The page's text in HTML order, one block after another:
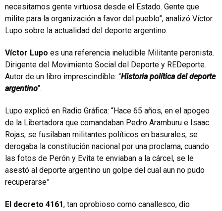
necesitamos gente virtuosa desde el Estado. Gente que
milite para la organización a favor del pueblo”, analizó Víctor
Lupo sobre la actualidad del deporte argentino.
Víctor Lupo es una referencia ineludible Militante peronista.
Dirigente del Movimiento Social del Deporte y REDeporte.
Autor de un libro imprescindible: “Historia política del deporte
argentino“.
Lupo explicó en Radio Gráfica: “Hace 65 años, en el apogeo
de la Libertadora que comandaban Pedro Aramburu e Isaac
Rojas, se fusilaban militantes políticos en basurales, se
derogaba la constitución nacional por una proclama, cuando
las fotos de Perón y Evita te enviaban a la cárcel, se le
asestó al deporte argentino un golpe del cual aun no pudo
recuperarse”
El decreto 4161, tan oprobioso como canallesco, dio